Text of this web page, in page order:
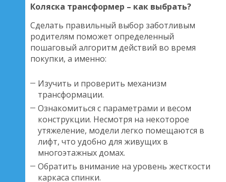
Коляска трансформер – как выбрать?
Сделать правильный выбор заботливым
родителям поможет определенный
пошаговый алгоритм действий во время
покупки, а именно:
Изучить и проверить механизм
трансформации.
Ознакомиться с параметрами и весом
конструкции. Несмотря на некоторое
утяжеление, модели легко помещаются в
лифт, что удобно для живущих в
многоэтажных домах.
Обратить внимание на уровень жесткости
каркаса спинки.